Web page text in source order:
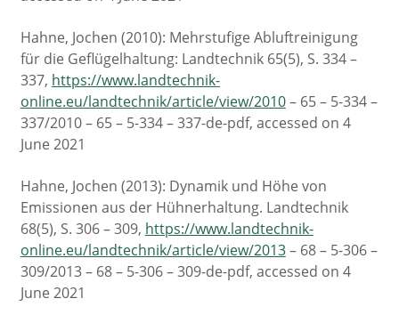
Hahne, Jochen (2010): Mehrstufige Abluftreinigung
für die Geflügelhaltung: Landtechnik 65(5), S. 334 –
337, https://www.landtechnik-
online.eu/landtechnik/article/view/2010– 65 – 5-334 –
337/2010 – 65 – 5-334 – 337-de-pdf, accessed on 4
June 2021
Hahne, Jochen (2013): Dynamik und Höhe von
Emissionen aus der Hühnerhaltung. Landtechnik
68(5), S. 306 – 309, https://www.landtechnik-
online.eu/landtechnik/article/view/2013– 68 – 5-306 –
309/2013 – 68 – 5-306 – 309-de-pdf, accessed on 4
June 2021